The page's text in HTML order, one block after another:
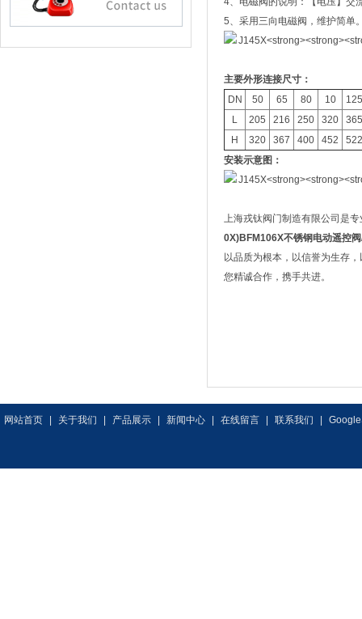
5、采用三向电磁阀，维护简单
主要外形连接尺寸：
DN
50 65 80 10
125
L
205 216 250 320
365
H
320 367 400 452
522
安装示意图：
上海戎钛阀门制造有限公司是专
0X)BFM106X不锈钢电动遥控
以品质为根本，以信誉为生存
您精诚合作，携手共进。
网站首页 关于我们 产品展示 新闻中心 在线留言 联系我们